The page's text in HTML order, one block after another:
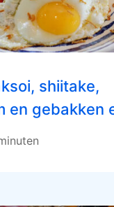
shiitake,
en gebakken